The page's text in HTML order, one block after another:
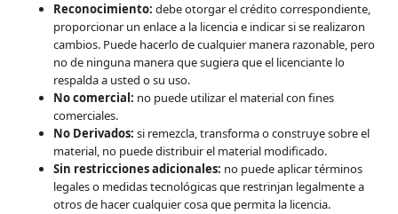
Reconocimiento: debe otorgar el crédito correspondiente,
proporcionar un enlace a la licencia e indicar si se realizaron
cambios. Puede hacerlo de cualquier manera razonable, pero
no de ninguna manera que sugiera que el licenciante lo
respalda a usted o su uso.
No comercial: no puede utilizar el material con fines
comerciales.
No Derivados: si remezcla, transforma o construye sobre el
material, no puede distribuir el material modificado.
Sin restricciones adicionales: no puede aplicar términos
legales o medidas tecnológicas que restrinjan legalmente a
otros de hacer cualquier cosa que permita la licencia.